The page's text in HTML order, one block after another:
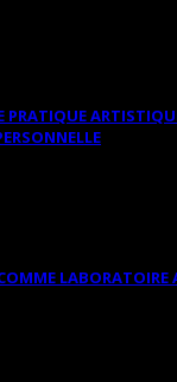
PRATIQUE
COMME